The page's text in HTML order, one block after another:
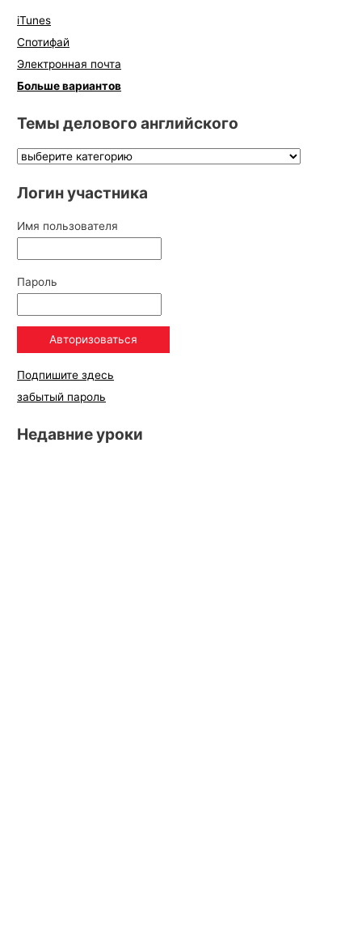
iTunes
Спотифай
Электронная почта
Больше вариантов
Темы делового английского
Логин участника
Имя пользователя
Пароль
Подпишите здесь
забытый пароль
Недавние уроки